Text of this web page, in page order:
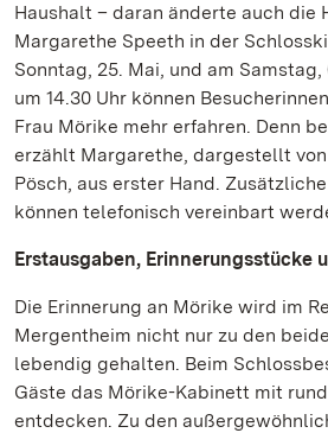
Haushalt – daran änderte auch die
Margarethe Speeth in der
Sonntag, 25. Mai, und am
um 14.30 Uhr können
Frau Mörike mehr erfahren. Denn
erzählt Margarethe, dargestellt von
Pösch, aus erster Hand.
können telefonisch vereinbart
Erstausgaben, Erinnerungsstücke
Die Erinnerung an Mörike wird im
Mergentheim nicht nur zu den
lebendig gehalten. Beim
Gäste das Mörike-Kabinett mit rund
entdecken. Zu den